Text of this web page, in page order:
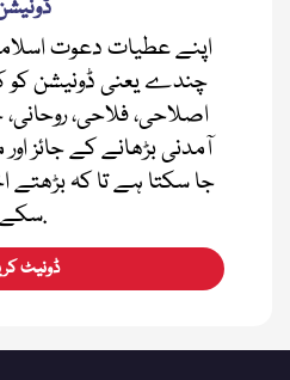
اپنے عطیات دعوت
چندے یعنی ڈونیشن کو
اصلاحی، فلاحی، روحانی،
آمدنی بڑھانے کے جائز
جا سکتا ہے تا کہ بڑھتے
سکے.
ڈونیٹ